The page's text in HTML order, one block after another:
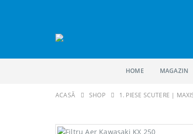
HOME MAGAZIN
ACASĂ SHOP 1. PIESE SCUTERE |